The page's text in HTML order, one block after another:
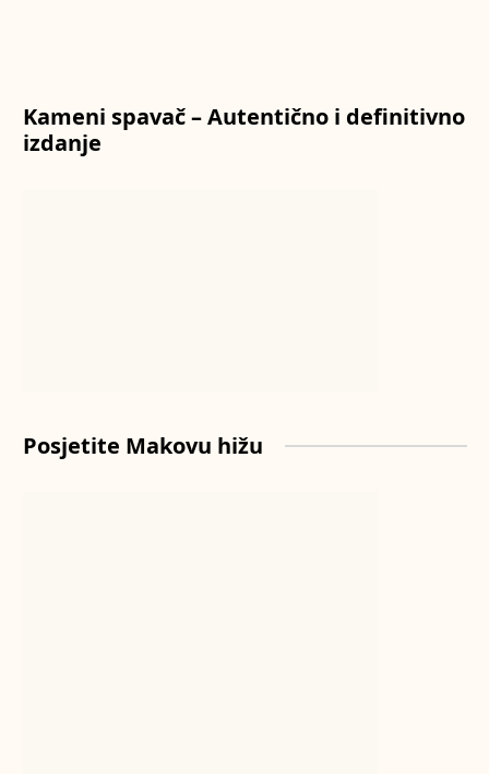
Kameni spavač – Autentično i definitivno
izdanje
Posjetite Makovu hižu